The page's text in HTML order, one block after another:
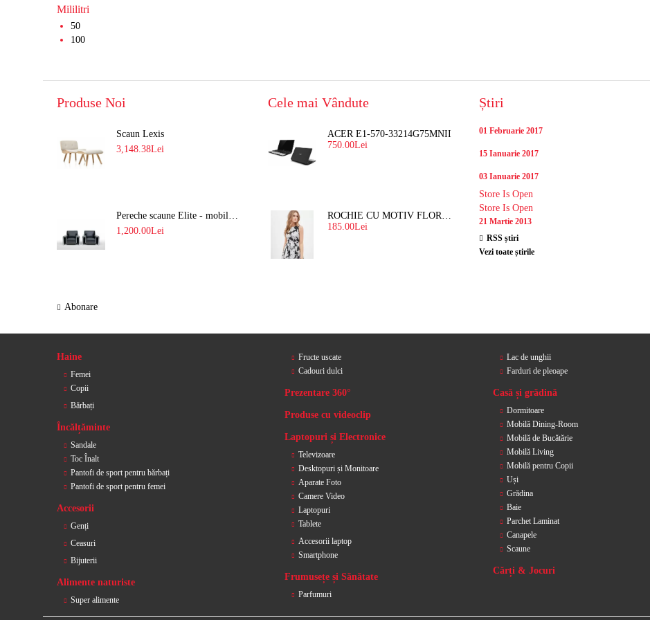
Mililitri
50
100
Produse Noi
Scaun Lexis
3,148.38Lei
Pereche scaune Elite - mobilă Deluxe
1,200.00Lei
Abonare
Cele mai Vândute
ACER E1-570-33214G75MNII
750.00Lei
ROCHIE CU MOTIV FLORAL "ORGANZA"
185.00Lei
Știri
01 Februarie 2017
15 Ianuarie 2017
03 Ianuarie 2017
Store Is Open
Store Is Open
21 Martie 2013
RSS știri
Vezi toate știrile
Haine
Femei
Copii
Bărbați
Încălțăminte
Sandale
Toc Înalt
Pantofi de sport pentru bărbați
Pantofi de sport pentru femei
Accesorii
Genți
Ceasuri
Bijuterii
Alimente naturiste
Super alimente
Fructe uscate
Cadouri dulci
Prezentare 360°
Produse cu videoclip
Laptopuri și Electronice
Televizoare
Desktopuri și Monitoare
Aparate Foto
Camere Video
Laptopuri
Tablete
Accesorii laptop
Smartphone
Frumusețe și Sănătate
Parfumuri
Lac de unghii
Farduri de pleoape
Casă și grădină
Dormitoare
Mobilă Dining-Room
Mobilă de Bucătărie
Mobilă Living
Mobilă pentru Copii
Uși
Grădina
Baie
Parchet Laminat
Canapele
Scaune
Cărți & Jocuri